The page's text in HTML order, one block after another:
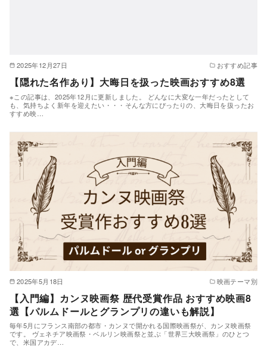
2025年12月27日 おすすめ記事
【隠れた名作あり】大晦日を扱った映画おすすめ8選
※この記事は、2025年12月に更新しました。 どんなに大変な一年だったとして
も、気持ちよく新年を迎えたい・・・そんな方にぴったりの、大晦日を扱ったお
すすめ映…
2025年5月18日 映画テーマ別
【入門編】カンヌ映画祭 歴代受賞作品 おすすめ映画8
選【パルムドールとグランプリの違いも解説】
毎年5月にフランス南部の都市・カンヌで開かれる国際映画祭が、カンヌ映画祭
です。 ヴェネチア映画祭・ベルリン映画祭と並ぶ「世界三大映画祭」のひとつ
で、米国アカデ…